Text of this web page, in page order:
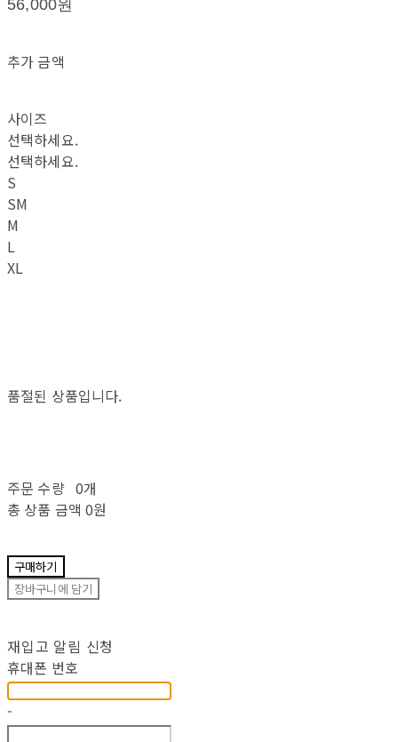
56,000원
추가 금액
사이즈
선택하세요.
선택하세요.
S
SM
M
L
XL
품절된 상품입니다.
주문 수량 0개
총 상품 금액 0원
구매하기
장바구니에 담기
재입고 알림 신청
휴대폰 번호
-